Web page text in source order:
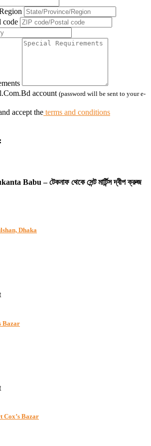
code
account (password will be sent to your e-
accept the terms and conditions
Babu – টেকনাফ থেকে সেন্ট মার্টিন্স দ্বীপ ক্রুজ
Dhaka
Bazar
Cox’s Bazar